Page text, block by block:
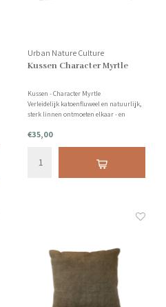
Urban Nature Culture
Kussen Character Myrtle
Kussen - Character Myrtle
Verleidelijk katoenfluweel en natuurlijk,
sterk linnen ontmoeten elkaar - en
van de zachte knuffels na een drukke
€35,00